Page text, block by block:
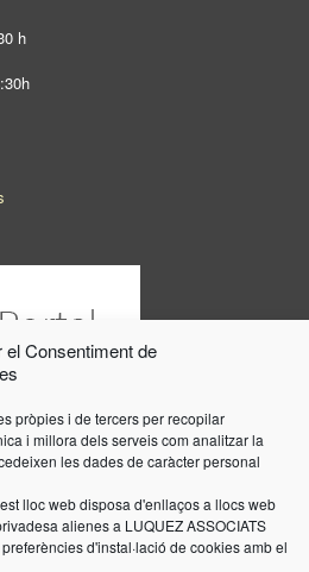
el Consentiment de
pròpies i de tercers per recopilar
i millora dels serveis com analitzar la
les dades de caràcter personal
lloc web disposa d'enllaços a llocs web
alienes a LUQUEZ ASSOCIATS
d'instal·lació de cookies amb el
h